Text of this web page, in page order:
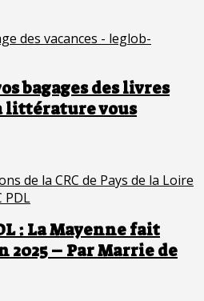
bagages des livres
littérature vous
: La Mayenne fait
2025 – Par Marrie de